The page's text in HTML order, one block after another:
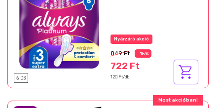
6 DB
Nyárzáró akció
849 Ft -15%
722 Ft
120 Ft/db
Most akcióban!